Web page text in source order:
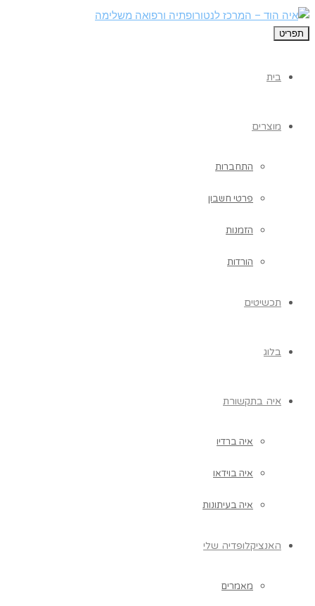
תפריט
בית
מוצרים
התחברות
פרטי חשבון
הזמנות
הורדות
תכשיטים
בלוג
איה בתקשורת
איה ברדיו
איה בוידאו
איה בעיתונות
האנציקלופדיה שלי
מאמרים